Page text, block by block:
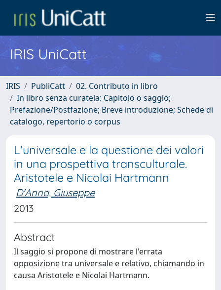
IRIS UniCatt
IRIS PubliCatt
02. Contributo in libro
In libro senza curatela: Capitolo o saggio;
Prefazione/Postfazione; Breve introduzione; Schede di
catalogo, repertorio o corpus
L'universale e la questione dei valori
in una prospettiva transculturale.
Aristotele e Nicolai Hartmann
D'Anna, Giuseppe
2013
Abstract
Il saggio si propone di mostrare l'errata
opposizione tra universale e relativo, chiamando in
causa Aristotele e Nicolai Hartmann.